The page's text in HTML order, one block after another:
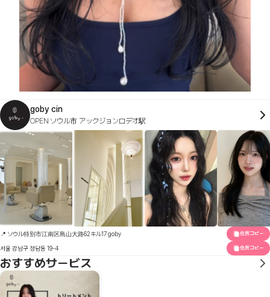
goby cin
OPEN ソウル市 アックジョンロデオ駅
📍 ソウル特別市江南区島山大路62キル17 goby 住所コピー
서울 강남구 청담동 19-4 住所コピー
おすすめサービス